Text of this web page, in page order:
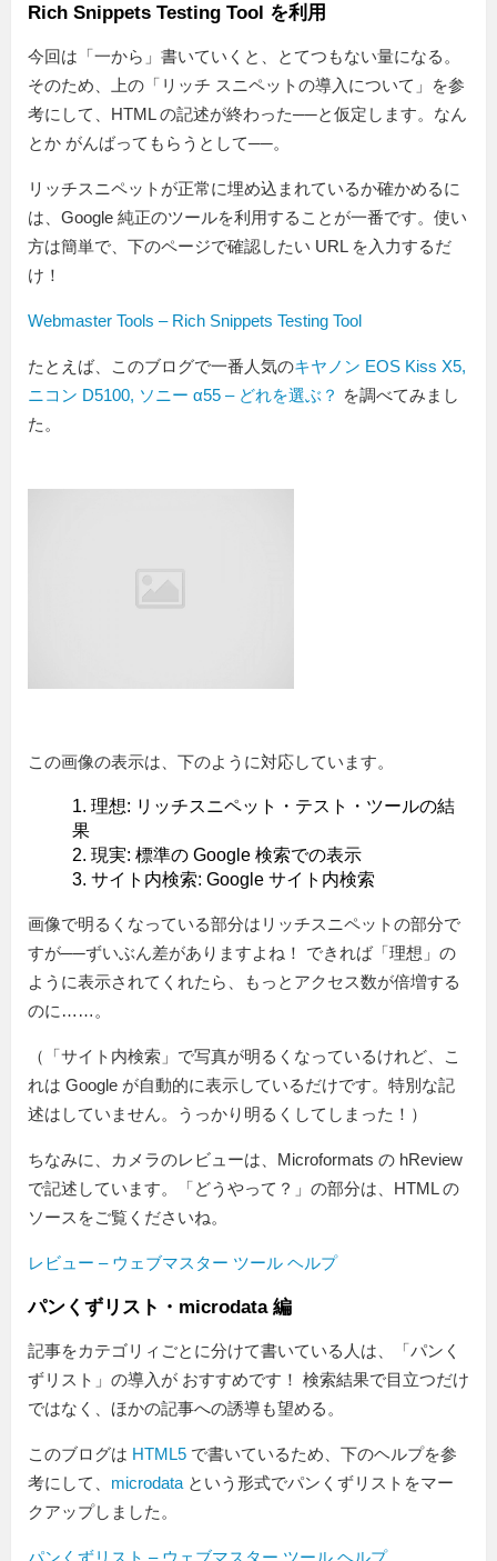
Rich Snippets Testing Tool を利用
今回は「一から」書いていくと、とてつもない量になる。
そのため、上の「リッチ スニペットの導入について」を参
考にして、HTML の記述が終わった──と仮定します。なん
とか がんばってもらうとして──。
リッチスニペットが正常に埋め込まれているか確かめるに
は、Google 純正のツールを利用することが一番です。使い
方は簡単で、下のページで確認したい URL を入力するだ
け！
Webmaster Tools – Rich Snippets Testing Tool
たとえば、このブログで一番人気のキヤノン EOS Kiss X5,
ニコン D5100, ソニー α55 – どれを選ぶ？ を調べてみまし
た。
この画像の表示は、下のように対応しています。
理想: リッチスニペット・テスト・ツールの結
果
現実: 標準の Google 検索での表示
サイト内検索: Google サイト内検索
画像で明るくなっている部分はリッチスニペットの部分で
すが──ずいぶん差がありますよね！ できれば「理想」の
ように表示されてくれたら、もっとアクセス数が倍増する
のに……。
（「サイト内検索」で写真が明るくなっているけれど、こ
れは Google が自動的に表示しているだけです。特別な記
述はしていません。うっかり明るくしてしまった！）
ちなみに、カメラのレビューは、Microformats の hReview
で記述しています。「どうやって？」の部分は、HTML の
ソースをご覧くださいね。
レビュー – ウェブマスター ツール ヘルプ
パンくずリスト・microdata 編
記事をカテゴリィごとに分けて書いている人は、「パンく
ずリスト」の導入が おすすめです！ 検索結果で目立つだけ
ではなく、ほかの記事への誘導も望める。
このブログは HTML5 で書いているため、下のヘルプを参
考にして、 microdata という形式でパンくずリストをマー
クアップしました。